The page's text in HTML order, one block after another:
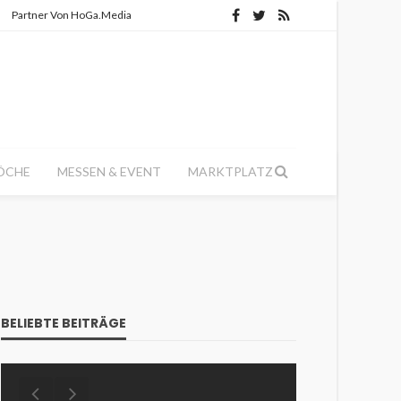
Partner Von HoGa.Media
MESSEN & EVENT MARKTPLATZ
BELIEBTE BEITRÄGE